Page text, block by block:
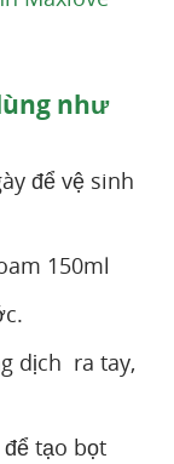
như
để vệ sinh
150ml
dịch ra tay,
tạo bọt